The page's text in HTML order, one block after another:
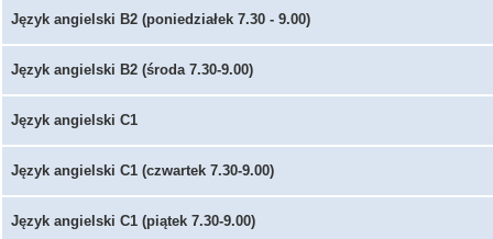
Język angielski B2 (poniedziałek 7.30 - 9.00)
Język angielski B2 (środa 7.30-9.00)
Język angielski C1
Język angielski C1 (czwartek 7.30-9.00)
Język angielski C1 (piątek 7.30-9.00)